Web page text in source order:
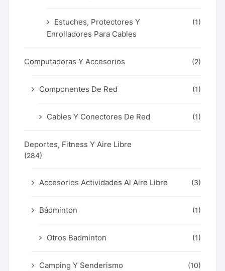
Estuches, Protectores Y
Enrolladores Para Cables
(1)
Computadoras Y Accesorios (2)
Componentes De Red (1)
Cables Y Conectores De Red (1)
Deportes, Fitness Y Aire Libre
(284)
Accesorios Actividades Al Aire Libre (3)
Bádminton (1)
Otros Badminton (1)
Camping Y Senderismo (10)